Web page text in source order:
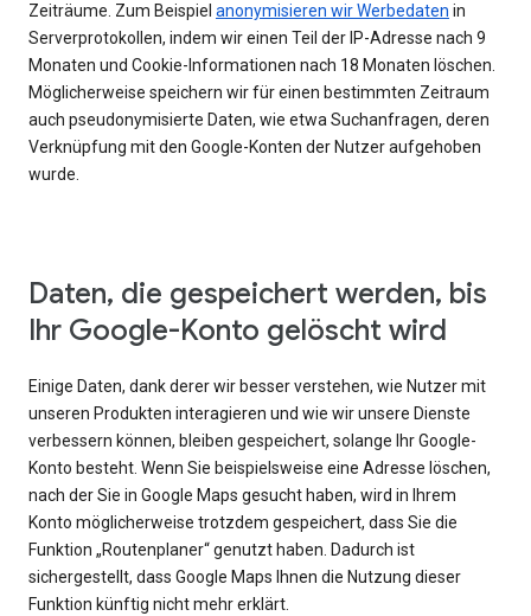
Zeiträume. Zum Beispiel anonymisieren wir Werbedaten in
Serverprotokollen, indem wir einen Teil der IP-Adresse nach 9
Monaten und Cookie-Informationen nach 18 Monaten löschen.
Möglicherweise speichern wir für einen bestimmten Zeitraum
auch pseudonymisierte Daten, wie etwa Suchanfragen, deren
Verknüpfung mit den Google-Konten der Nutzer aufgehoben
wurde.
Daten, die gespeichert werden, bis
Ihr Google-Konto gelöscht wird
Einige Daten, dank derer wir besser verstehen, wie Nutzer mit
unseren Produkten interagieren und wie wir unsere Dienste
verbessern können, bleiben gespeichert, solange Ihr Google-
Konto besteht. Wenn Sie beispielsweise eine Adresse löschen,
nach der Sie in Google Maps gesucht haben, wird in Ihrem
Konto möglicherweise trotzdem gespeichert, dass Sie die
Funktion „Routenplaner“ genutzt haben. Dadurch ist
sichergestellt, dass Google Maps Ihnen die Nutzung dieser
Funktion künftig nicht mehr erklärt.